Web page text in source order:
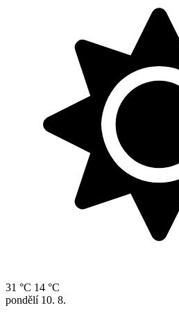
31 °C 14 °C
pondělí 10. 8.